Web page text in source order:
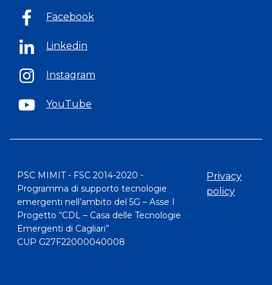
Facebook
Linkedin
Instagram
YouTube
PSC MIMIT - FSC 2014-2020 -
Programma di supporto tecnologie
emergenti nell’ambito del 5G – Asse I
Progetto “CDL – Casa delle Tecnologie
Emergenti di Cagliari”
CUP G27F22000040008
Privacy
policy